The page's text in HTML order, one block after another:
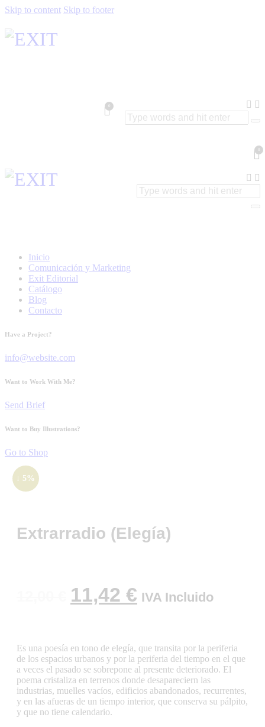
Skip to content Skip to footer
Inicio
Comunicación y Marketing
Exit Editorial
Catálogo
Blog
Contacto
Have a Project?
info@website.com
Want to Work With Me?
Send Brief
Want to Buy Illustrations?
Go to Shop
↓ 5%
Extrarradio (Elegía)
11,42 € IVA Incluido
Es una poesía en tono de elegía, que transita por la periferia
de los espacios urbanos y por la periferia del tiempo en el que
a veces el pasado se sobrepone al presente deteriorado. El
poema cristaliza en terrenos donde desapareciern las
industrias, muelles vacíos, edificios abandonados, recurrentes,
y en las afueras de un tiempo interior, que conserva su pálpito,
y que no tiene calendario.